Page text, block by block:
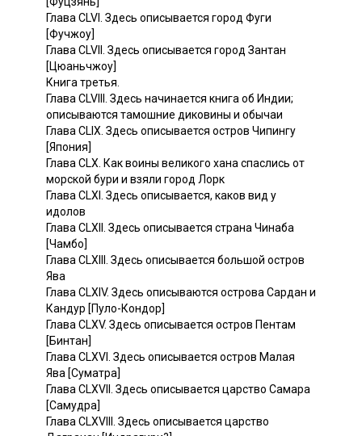
Глава CLVI. Здесь описывается город Фуги
[Фучжоу]
Глава CLVII. Здесь описывается город Зантан
[Цюаньчжоу]
Книга третья.
Глава CLVIII. Здесь начинается книга об Индии;
описываются тамошние диковины и обычаи
Глава CLIX. Здесь описывается остров Чипингу
[Япония]
Глава CLX. Как воины великого хана спаслись от
морской бури и взяли город Лорк
Глава CLXI. Здесь описывается, каков вид у
идолов
Глава CLXII. Здесь описывается страна Чинаба
[Чамбо]
Глава CLXIII. Здесь описывается большой остров
Ява
Глава CLXIV. Здесь описываются острова Сардан и
Кандур [Пуло-Кондор]
Глава CLXV. Здесь описывается остров Пентам
[Бинтан]
Глава CLXVI. Здесь описывается остров Малая
Ява [Суматра]
Глава CLXVII. Здесь описывается царство Самара
[Самудра]
Глава CLXVIII. Здесь описывается царство